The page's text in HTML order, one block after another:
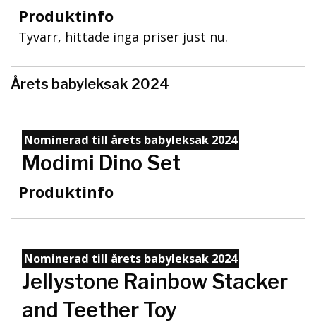
Produktinfo
Tyvärr, hittade inga priser just nu.
Årets babyleksak 2024
Nominerad till årets babyleksak 2024
Modimi Dino Set
Produktinfo
Nominerad till årets babyleksak 2024
Jellystone Rainbow Stacker
and Teether Toy